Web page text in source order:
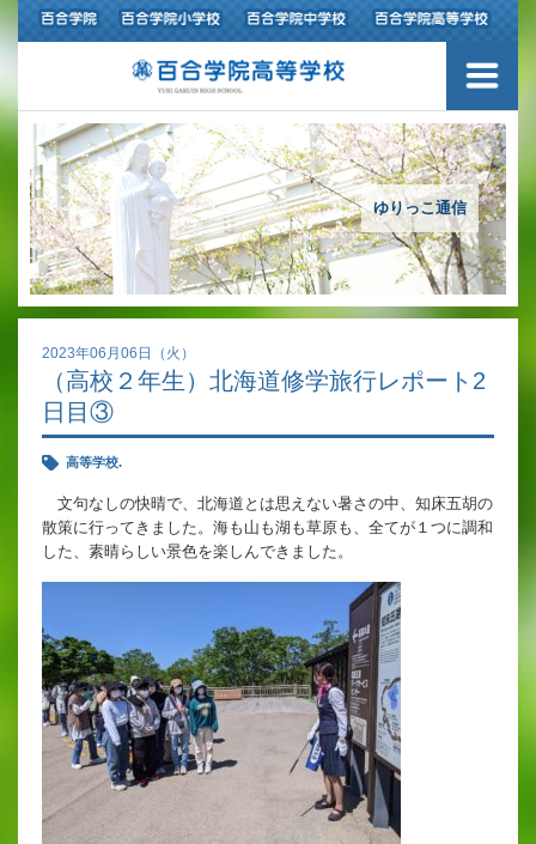
ゆりっこ通信
2023年06月06日（火）
（高校２年生）北海道修学旅行レポート2
日目③
高等学校.
文句なしの快晴で、北海道とは思えない暑さの中、知床五胡の
散策に行ってきました。海も山も湖も草原も、全てが１つに調和
した、素晴らしい景色を楽しんできました。
学校紹介
アクセスマップ
沿革
充実のフォローアップ体制
英語教育
両コース共通の取り組み
施設紹介
ゆりっこおすすめの
学校スポット
行事スケジュール